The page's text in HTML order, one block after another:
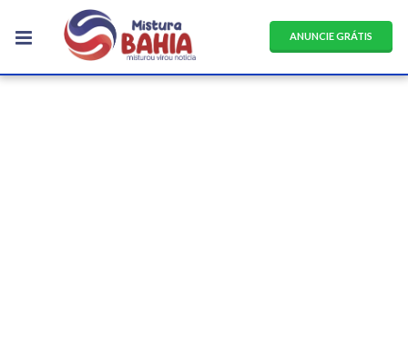
ANUNCIE GRÁTIS